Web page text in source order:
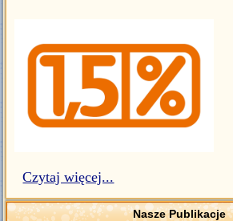
Czytaj więcej...
Nasze Publikacje